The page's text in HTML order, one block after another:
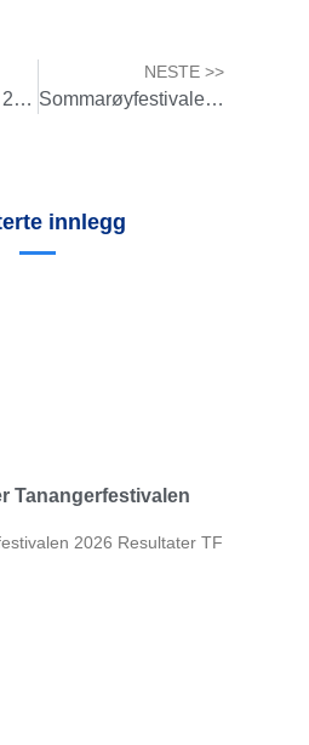
Sørøyfestivalene 2013
NESTE >>
Sommarøyfestivalene 2013
innlegg
Tanangerfestivalen
2026 Resultater TF